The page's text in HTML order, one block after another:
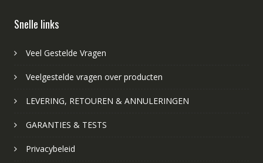
Snelle links
Veel Gestelde Vragen
Veelgestelde vragen over producten
LEVERING, RETOUREN & ANNULERINGEN
GARANTIES & TESTS
Privacybeleid